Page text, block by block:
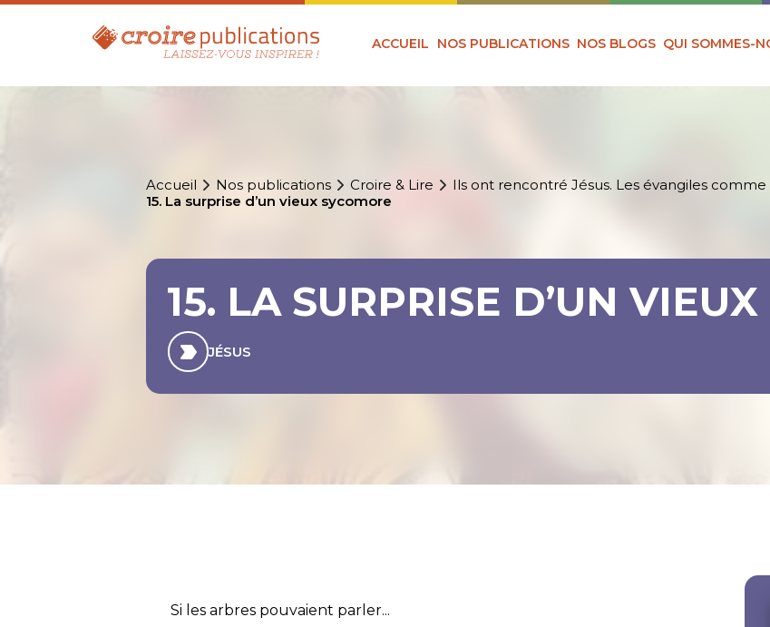
ACCUEIL NOS PUBLICATIONS NOS BLOGS QUI SOMMES-
Accueil Nos publications Croire & Lire
Ils ont rencontré Jésus. Les évangiles comme
15. La surprise d’un vieux sycomore
15. LA SURPRISE D’UN
JÉSUS
Si les arbres pouvaient parler...